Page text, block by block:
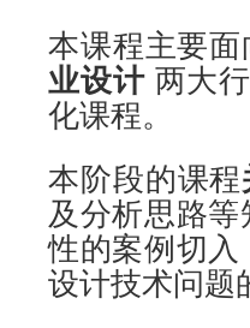
本课程主要面
业设计两大
化课程。
本阶段的课程
及分析思路
性的案例切
设计技术问题